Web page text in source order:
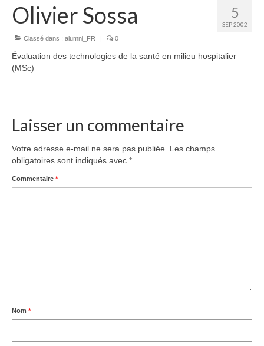
Ce qu’est l’IRS
Deux outils clés
Programme de recherche
English
5
SEP 2002
Olivier Sossa
Classé dans : alumni_FR | 0
Évaluation des technologies de la santé en milieu hospitalier
(MSc)
Laisser un commentaire
Votre adresse e-mail ne sera pas publiée.
Les champs
obligatoires sont indiqués avec *
Commentaire *
Nom *